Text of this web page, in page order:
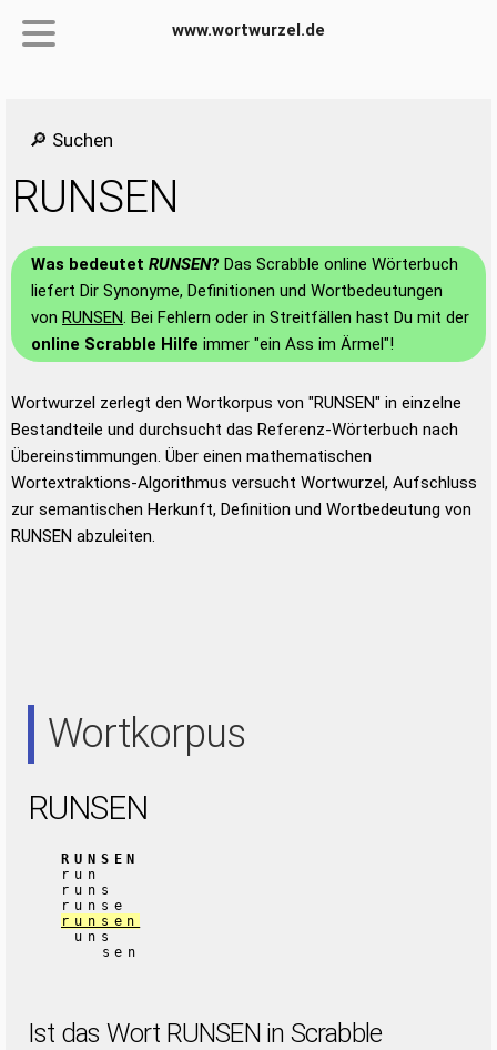
www.wortwurzel.de
🔎 Suchen
RUNSEN
Was bedeutet RUNSEN? Das Scrabble online Wörterbuch
liefert Dir Synonyme, Definitionen und Wortbedeutungen
von RUNSEN. Bei Fehlern oder in Streitfällen hast Du mit der
online Scrabble Hilfe immer "ein Ass im Ärmel"!
Wortwurzel zerlegt den Wortkorpus von "RUNSEN" in einzelne
Bestandteile und durchsucht das Referenz-Wörterbuch nach
Übereinstimmungen. Über einen mathematischen
Wortextraktions-Algorithmus versucht Wortwurzel, Aufschluss
zur semantischen Herkunft, Definition und Wortbedeutung von
RUNSEN abzuleiten.
Wortkorpus
RUNSEN
RUNSEN
run
runs
runse
runsen
uns
sen
Ist das Wort RUNSEN in Scrabble